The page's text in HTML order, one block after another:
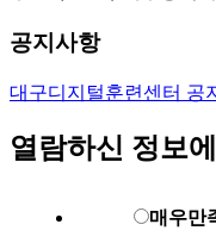
공지사항
대구디지털훈련센터 공
열람하신 정보
매우만